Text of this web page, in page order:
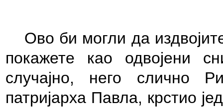
Ово би могли да
покажете као одвојени
случајно, него слично
патријарха Павла, крстио